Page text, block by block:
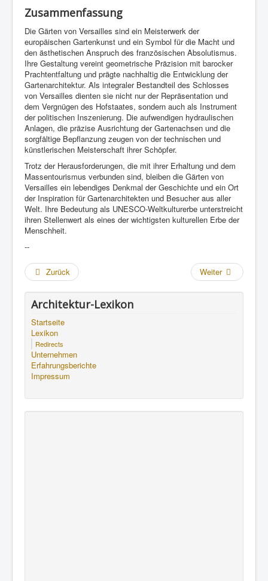
Zusammenfassung
Die Gärten von Versailles sind ein Meisterwerk der
europäischen Gartenkunst und ein Symbol für die Macht und
den ästhetischen Anspruch des französischen Absolutismus.
Ihre Gestaltung vereint geometrische Präzision mit barocker
Prachtentfaltung und prägte nachhaltig die Entwicklung der
Gartenarchitektur. Als integraler Bestandteil des Schlosses
von Versailles dienten sie nicht nur der Repräsentation und
dem Vergnügen des Hofstaates, sondern auch als Instrument
der politischen Inszenierung. Die aufwendigen hydraulischen
Anlagen, die präzise Ausrichtung der Gartenachsen und die
sorgfältige Bepflanzung zeugen von der technischen und
künstlerischen Meisterschaft ihrer Schöpfer.
Trotz der Herausforderungen, die mit ihrer Erhaltung und dem
Massentourismus verbunden sind, bleiben die Gärten von
Versailles ein lebendiges Denkmal der Geschichte und ein Ort
der Inspiration für Gartenarchitekten und Besucher aus aller
Welt. Ihre Bedeutung als UNESCO-Weltkulturerbe unterstreicht
ihren Stellenwert als eines der wichtigsten kulturellen Erbe der
Menschheit.
--
Zurück Weiter
Architektur-Lexikon
Startseite
Lexikon
Redirects
Unternehmen
Erfahrungsberichte
Impressum